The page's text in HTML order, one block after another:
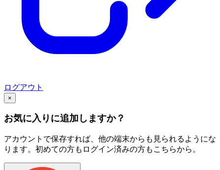
ログアウト
×
お気に入りに追加しますか？
アカウントで保存すれば、他の端末からも見られるようにな
ります。初めての方もログイン済みの方もこちらから。